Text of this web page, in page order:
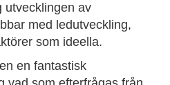
utvecklingen av
med ledutveckling,
som ideella.
en fantastisk